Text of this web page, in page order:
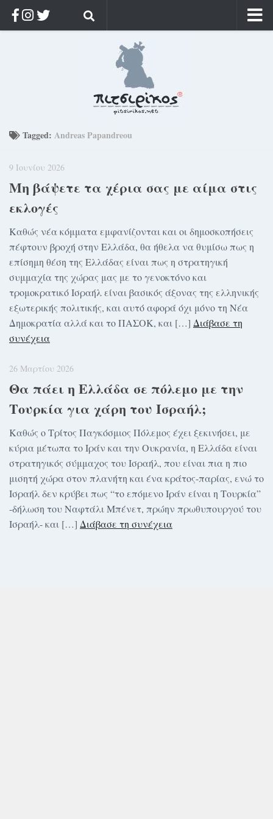
Ρίζα & Διάρκεια
Διαφήμιση
Γίνετε συνδρομητής
Μόνο για συνδρομητές
Log in
Tagged: Andreas Papandreou
9 Ιουνίου 2026
Μη βάψετε τα χέρια σας με αίμα στις
εκλογές
Καθώς νέα κόμματα εμφανίζονται και οι δημοσκοπήσεις
πέφτουν βροχή στην Ελλάδα, θα ήθελα να θυμίσω πως η
επίσημη θέση της Ελλάδας είναι πως η στρατηγική
συμμαχία της χώρας μας με το γενοκτόνο και
τρομοκρατικό Ισραήλ είναι βασικός άξονας της ελληνικής
εξωτερικής πολιτικής, και αυτό αφορά όχι μόνο τη Νέα
Δημοκρατία αλλά και το ΠΑΣΟΚ, και […] Διάβασε τη
συνέχεια
26 Μαρτίου 2026
Θα πάει η Ελλάδα σε πόλεμο με την
Τουρκία για χάρη του Ισραήλ;
Καθώς ο Τρίτος Παγκόσμιος Πόλεμος έχει ξεκινήσει, με
κύρια μέτωπα το Ιράν και την Ουκρανία, η Ελλάδα είναι
στρατηγικός σύμμαχος του Ισραήλ, που είναι πια η πιο
μισητή χώρα στον πλανήτη και ένα κράτος-παρίας, ενώ το
Ισραήλ δεν κρύβει πως “το επόμενο Ιράν είναι η Τουρκία”
-δήλωση του Ναφτάλι Μπένετ, πρώην πρωθυπουργού του
Ισραήλ- και […] Διάβασε τη συνέχεια